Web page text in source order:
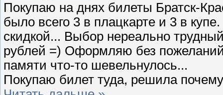
Покупаю на днях билеты Братск-
было всего 3 в плацкарте и 3 в
скидкой... Выбор нереально
рублей =) Оформляю без
памяти что-то шевельнулось...
Покупаю билет туда, решила